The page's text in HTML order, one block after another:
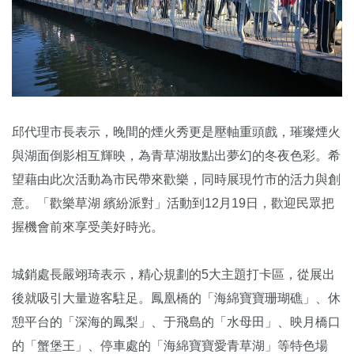
邱代理市長表示，晚間的煙火秀更是壓軸重頭戲，璀璨煙火
與湖面倒影相互輝映，為青草湖妝點出夢幻的冬夜色彩。希
望藉由此次活動為市民帶來歡樂，同時展現竹市的活力與創
意。「歡樂草湖 繽紛派對」活動到12月19日，歡迎民眾把
握機會前來享受美好時光。
城銷處長嚴翊琦表示，精心規劃的5大主題打卡區，從展出
後就吸引大量遊客駐足。鳳凰橋的「海綿寶寶珊瑚礁」、休
憩平台的「深海的鳳梨」、于飛島的「水母田」、映月橋口
的「蟹堡王」、停車處的「海綿寶寶愛青草湖」等特色場